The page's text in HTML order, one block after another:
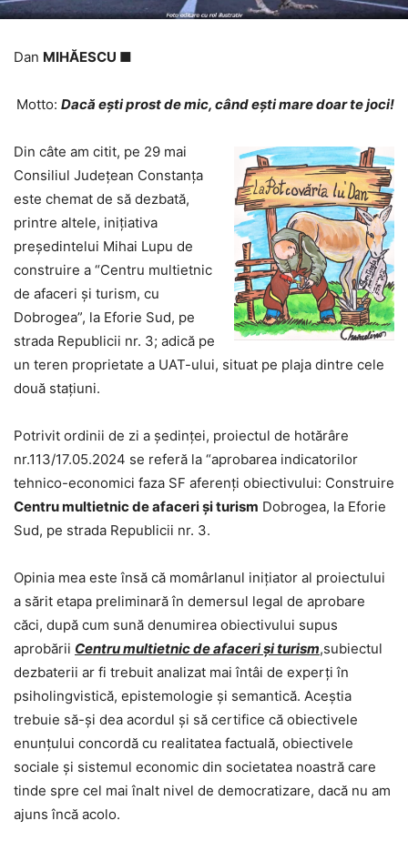
Dan MIHĂESCU ■
Motto: Dacă eşti prost de mic, când eşti mare doar te joci!
Din câte am citit, pe 29 mai
Consiliul Județean Constanța
este chemat de să dezbată,
printre altele, inițiativa
președintelui Mihai Lupu de
construire a “Centru multietnic
de afaceri și turism, cu
Dobrogea”, la Eforie Sud, pe
strada Republicii nr. 3; adică pe
un teren proprietate a UAT-ului, situat pe plaja dintre cele
două stațiuni.
Potrivit ordinii de zi a ședinței, proiectul de hotărâre
nr.113/17.05.2024 se referă la “aprobarea indicatorilor
tehnico-economici faza SF aferenți obiectivului: Construire
Centru multietnic de afaceri și turism Dobrogea, la Eforie
Sud, pe strada Republicii nr. 3.
Opinia mea este însă că momârlanul inițiator al proiectului
a sărit etapa preliminară în demersul legal de aprobare
căci, după cum sună denumirea obiectivului supus
aprobării Centru multietnic de afaceri și turism,subiectul
dezbaterii ar fi trebuit analizat mai întâi de experți în
psiholingvistică, epistemologie și semantică. Aceștia
trebuie să-și dea acordul și să certifice că obiectivele
enunțului concordă cu realitatea factuală, obiectivele
sociale și sistemul economic din societatea noastră care
tinde spre cel mai înalt nivel de democratizare, dacă nu am
ajuns încă acolo.